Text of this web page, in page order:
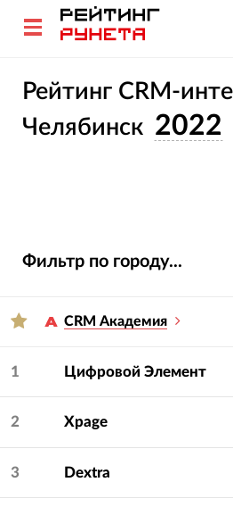
Рейтинг CRM-
Челябинск 2022
Фильтр по городу...
CRM Академия
1 Цифровой Элемент
2 Xpage
3 Dextra